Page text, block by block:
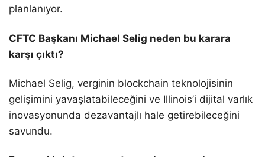
planlanıyor.
CFTC Başkanı Michael Selig neden bu karara
karşı çıktı?
Michael Selig, verginin blockchain teknolojisinin
gelişimini yavaşlatabileceğini ve Illinois’i dijital varlık
inovasyonunda dezavantajlı hale getirebileceğini
savundu.